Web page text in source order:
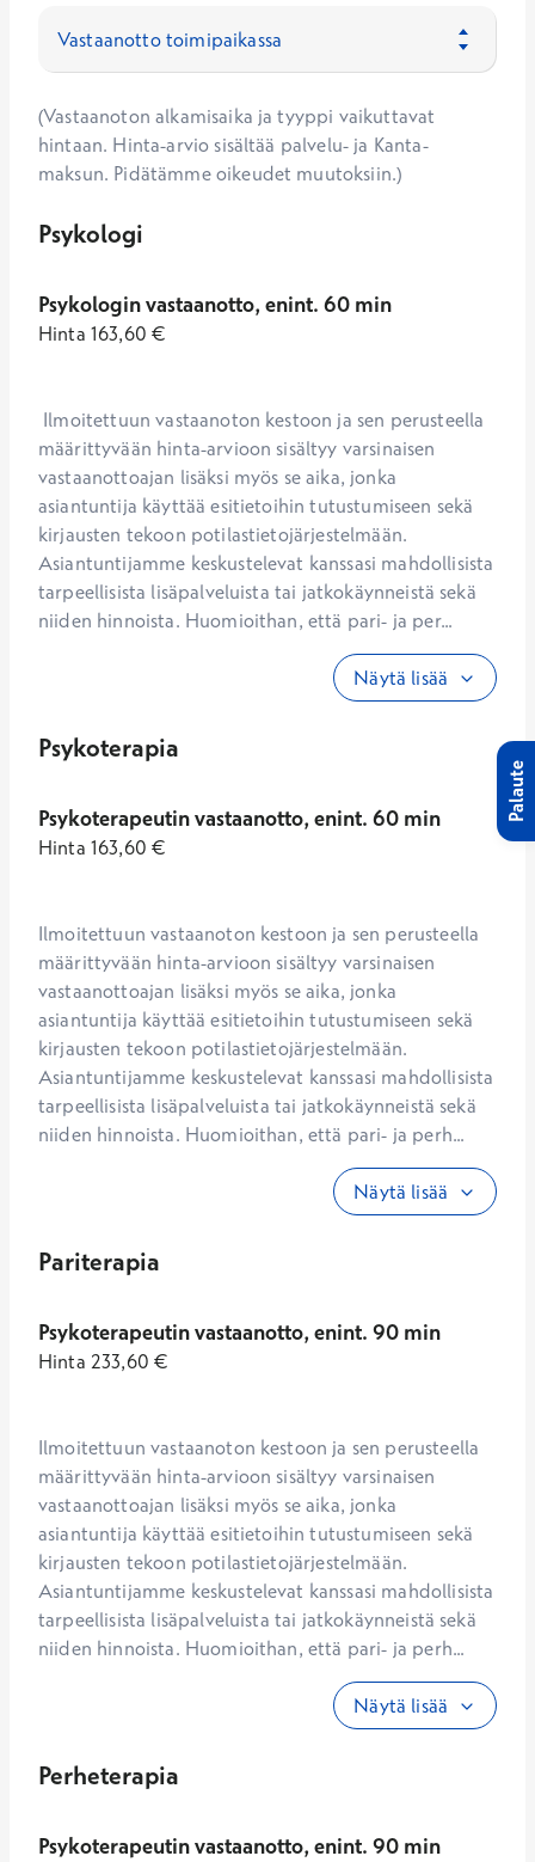
(Vastaanoton alkamisaika ja tyyppi vaikuttavat
hintaan. Hinta-arvio sisältää palvelu- ja Kanta-
maksun. Pidätämme oikeudet muutoksiin.)
Psykologi
Psykologin vastaanotto, enint. 60 min
Hinta 163,60 €
määrittyvään hinta-arvioon sisältyy varsinaisen
vastaanottoajan lisäksi myös se aika, jonka
asiantuntija käyttää esitietoihin tutustumiseen sekä
kirjausten tekoon potilastietojärjestelmään.
Asiantuntijamme keskustelevat kanssasi mahdollisista
tarpeellisista lisäpalveluista tai jatkokäynneistä sekä
niiden hinnoista. Huomioithan, että pari- ja per...
Näytä lisää
Psykoterapia
Psykoterapeutin vastaanotto, enint. 60 min
Hinta 163,60 €
Ilmoitettuun vastaanoton kestoon ja sen perusteella
määrittyvään hinta-arvioon sisältyy varsinaisen
vastaanottoajan lisäksi myös se aika, jonka
asiantuntija käyttää esitietoihin tutustumiseen sekä
kirjausten tekoon potilastietojärjestelmään.
Asiantuntijamme keskustelevat kanssasi mahdollisista
tarpeellisista lisäpalveluista tai jatkokäynneistä sekä
niiden hinnoista. Huomioithan, että pari- ja perh...
Näytä lisää
Pariterapia
Psykoterapeutin vastaanotto, enint. 90 min
Hinta 233,60 €
Ilmoitettuun vastaanoton kestoon ja sen perusteella
määrittyvään hinta-arvioon sisältyy varsinaisen
vastaanottoajan lisäksi myös se aika, jonka
asiantuntija käyttää esitietoihin tutustumiseen sekä
kirjausten tekoon potilastietojärjestelmään.
Asiantuntijamme keskustelevat kanssasi mahdollisista
tarpeellisista lisäpalveluista tai jatkokäynneistä sekä
niiden hinnoista. Huomioithan, että pari- ja perh...
Näytä lisää
Perheterapia
Psykoterapeutin vastaanotto, enint. 90 min
Palaute